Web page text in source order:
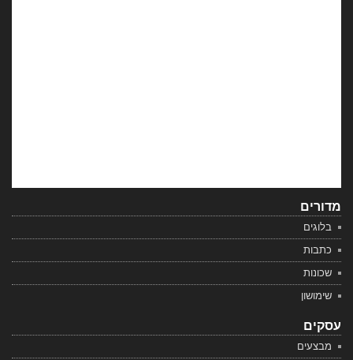
מדורים
בלוגים
כתבות
שכונות
שימושון
עסקים
מבצעים